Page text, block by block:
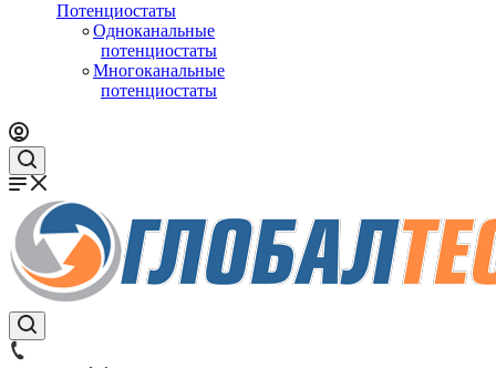
Потенциостаты
Одноканальные
потенциостаты
Многоканальные
потенциостаты